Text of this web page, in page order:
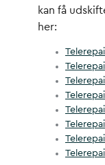
kan få
her: